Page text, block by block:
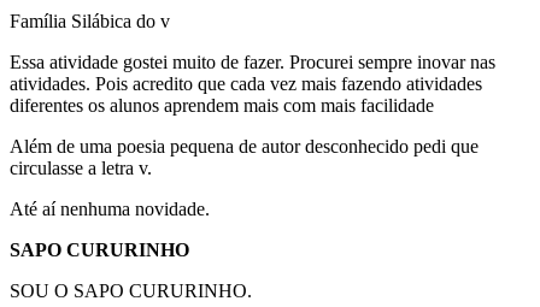
Família Silábica do v
Essa atividade gostei muito de fazer. Procurei sempre inovar nas
atividades. Pois acredito que cada vez mais fazendo atividades
diferentes os alunos aprendem mais com mais facilidade
Além de uma poesia pequena de autor desconhecido pedi que
circulasse a letra v.
Até aí nenhuma novidade.
SAPO CURURINHO
SOU O SAPO CURURINHO.